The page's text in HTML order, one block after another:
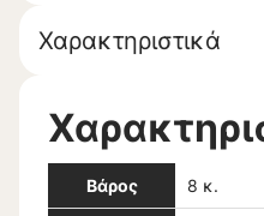
Χαρακτηριστικά
Βάρος 8 κ.